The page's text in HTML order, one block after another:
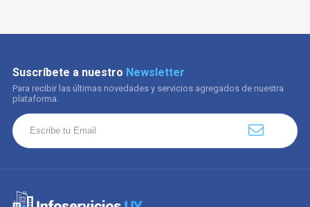
Suscríbete a nuestro Newsletter
Para recibir las últimas novedades y servicios agregados de nuestra
plataforma.